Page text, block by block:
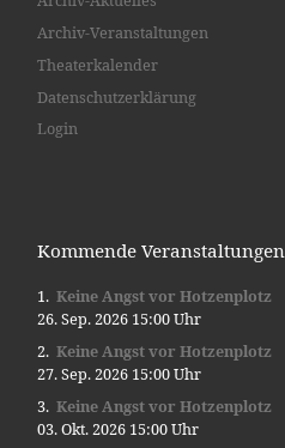
Archiv-Veranstaltungen
Theaterkalender
Datenschutzerklärung
Login
Kommende Veranstaltungen
Keine Angst vor Hotzenplotz
26. Sep. 2026 15:00 Uhr
Keine Angst vor Hotzenplotz
27. Sep. 2026 15:00 Uhr
Keine Angst vor Hotzenplotz
03. Okt. 2026 15:00 Uhr